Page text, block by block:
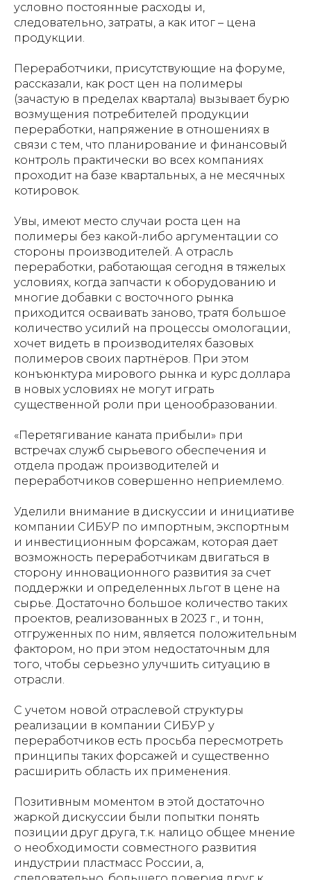
условно постоянные расходы и,
следовательно, затраты, а как итог – цена
продукции.
Переработчики, присутствующие на форуме,
рассказали, как рост цен на полимеры
(зачастую в пределах квартала) вызывает бурю
возмущения потребителей продукции
переработки, напряжение в отношениях в
связи с тем, что планирование и финансовый
контроль практически во всех компаниях
проходит на базе квартальных, а не месячных
котировок.
Увы, имеют место случаи роста цен на
полимеры без какой-либо аргументации со
стороны производителей. А отрасль
переработки, работающая сегодня в тяжелых
условиях, когда запчасти к оборудованию и
многие добавки с восточного рынка
приходится осваивать заново, тратя большое
количество усилий на процессы омологации,
хочет видеть в производителях базовых
полимеров своих партнёров. При этом
конъюнктура мирового рынка и курс доллара
в новых условиях не могут играть
существенной роли при ценообразовании.
«Перетягивание каната прибыли» при
встречах служб сырьевого обеспечения и
отдела продаж производителей и
переработчиков совершенно неприемлемо.
Уделили внимание в дискуссии и инициативе
компании СИБУР по импортным, экспортным
и инвестиционным форсажам, которая дает
возможность переработчикам двигаться в
сторону инновационного развития за счет
поддержки и определенных льгот в цене на
сырье. Достаточно большое количество таких
проектов, реализованных в 2023 г., и тонн,
отгруженных по ним, является положительным
фактором, но при этом недостаточным для
того, чтобы серьезно улучшить ситуацию в
отрасли.
С учетом новой отраслевой структуры
реализации в компании СИБУР у
переработчиков есть просьба пересмотреть
принципы таких форсажей и существенно
расширить область их применения.
Позитивным моментом в этой достаточно
жаркой дискуссии были попытки понять
позиции друг друга, т.к. налицо общее мнение
о необходимости совместного развития
индустрии пластмасс России, а,